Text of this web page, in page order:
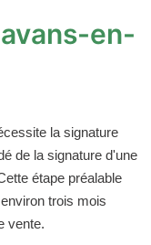
en-
la signature
de la signature d'une
étape préalable
trois mois
vente.